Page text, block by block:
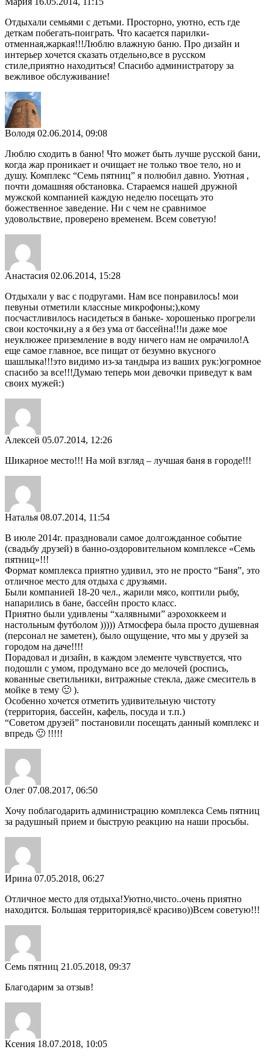
Отдыхали семьями с детьми. Просторно, уютно, есть где
деткам побегать-поиграть. Что касается парилки-
отменная,жаркая!!!Люблю влажную баню. Про дизайн и
интерьер хочется сказать отдельно,все в русском
стиле,приятно находиться! Спасибо администратору за
вежливое обслуживание!
Володя 02.06.2014, 09:08
Люблю сходить в баню! Что может быть лучше русской бани,
когда жар проникает и очищает не только твое тело, но и
душу. Комплекс “Семь пятниц” я полюбил давно. Уютная ,
почти домашняя обстановка. Стараемся нашей дружной
мужской компанией каждую неделю посещать это
божественное заведение. Ни с чем не сравнимое
удовольствие, проверено временем. Всем советую!
Анастасия 02.06.2014, 15:28
Отдыхали у вас с подругами. Нам все понравилось! мои
певуньи отметили классные микрофоны;),кому
посчастливилось насидеться в баньке- хорошенько прогрели
свои косточки,ну а я без ума от бассейна!!!и даже мое
неуклюжее приземление в воду ничего нам не омрачило!А
еще самое главное, все пищат от безумно вкусного
шашлыка!!!это видимо из-за тандыра из ваших рук:)огромное
спасибо за все!!!Думаю теперь мои девочки приведут к вам
своих мужей:)
Алексей 05.07.2014, 12:26
Шикарное место!!! На мой взгляд – лучшая баня в городе!!!
Наталья 08.07.2014, 11:54
В июле 2014г. праздновали самое долгожданное событие
(свадьбу друзей) в банно-оздоровительном комплексе «Семь
пятниц»!!!
Формат комплекса приятно удивил, это не просто “Баня”, это
отличное место для отдыха с друзьями.
Были компанией 18-20 чел., жарили мясо, коптили рыбу,
напарились в бане, бассейн просто класс.
Приятно были удивлены “халявными” аэрохоккеем и
настольным футболом ))))) Атмосфера была просто душевная
(персонал не заметен), было ощущение, что мы у друзей за
городом на даче!!!!
Порадовал и дизайн, в каждом элементе чувствуется, что
подошли с умом, продумано все до мелочей (роспись,
кованные светильники, витражные стекла, даже смеситель в
мойке в тему 🙂 ).
Особенно хочется отметить удивительную чистоту
(территория, бассейн, кафель, посуда и т.п.)
“Советом друзей” постановили посещать данный комплекс и
впредь 🙂 !!!!!
Олег 07.08.2017, 06:50
Хочу поблагодарить администрацию комплекса Семь пятниц
за радушный прием и быструю реакцию на наши просьбы.
Ирина 07.05.2018, 06:27
Отличное место для отдыха!Уютно,чисто..очень приятно
находится. Большая территория,всё красиво))Всем советую!!!
Семь пятниц 21.05.2018, 09:37
Благодарим за отзыв!
Ксения 18.07.2018, 10:05